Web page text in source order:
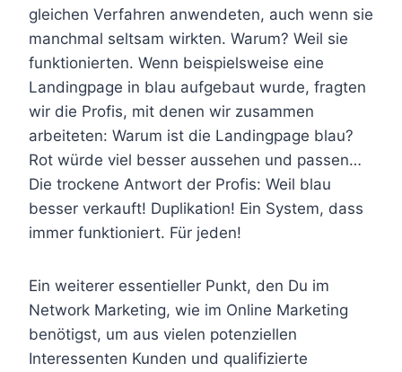
gleichen Verfahren anwendeten, auch wenn sie
manchmal seltsam wirkten. Warum? Weil sie
funktionierten. Wenn beispielsweise eine
Landingpage in blau aufgebaut wurde, fragten
wir die Profis, mit denen wir zusammen
arbeiteten: Warum ist die Landingpage blau?
Rot würde viel besser aussehen und passen…
Die trockene Antwort der Profis: Weil blau
besser verkauft! Duplikation! Ein System, dass
immer funktioniert. Für jeden!
Ein weiterer essentieller Punkt, den Du im
Network Marketing, wie im Online Marketing
benötigst, um aus vielen potenziellen
Interessenten Kunden und qualifizierte